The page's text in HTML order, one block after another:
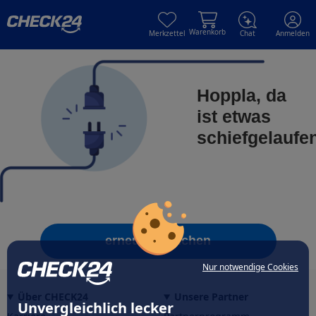
Nur notwendige Cookies
Unvergleichlich lecker
Merkzettel Warenkorb Chat Anmelden
Hoppla, da
ist etwas
erneut versuchen